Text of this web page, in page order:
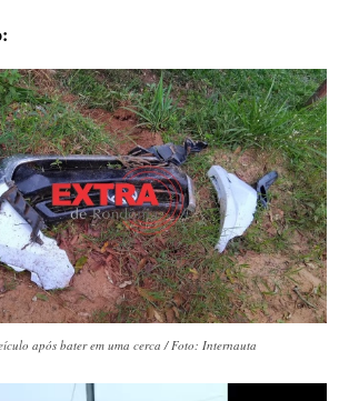
após bater em uma cerca / Foto: Internauta